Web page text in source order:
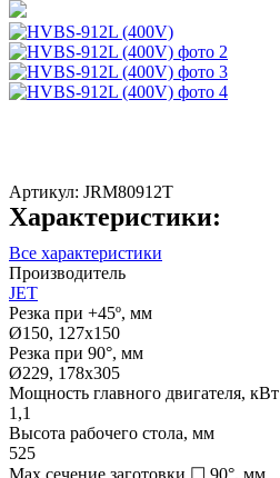
Артикул: JRM80912T
Характеристики:
Все характеристики
Производитель
JET
Резка при +45º, мм
Ø150, 127х150
Резка при 90°, мм
Ø229, 178х305
Мощность главного двигателя, кВт
1,1
Высота рабочего стола, мм
525
Max.сечение заготовки ☐ 90°, мм